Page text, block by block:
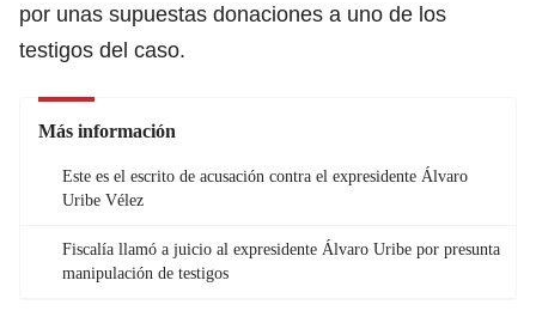
por unas supuestas donaciones a uno de los
testigos del caso.
Más información
Este es el escrito de acusación contra el expresidente Álvaro
Uribe Vélez
Fiscalía llamó a juicio al expresidente Álvaro Uribe por presunta
manipulación de testigos